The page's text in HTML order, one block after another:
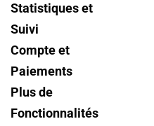
Statistiques et
Suivi
Compte et
Paiements
Plus de
Fonctionnalités